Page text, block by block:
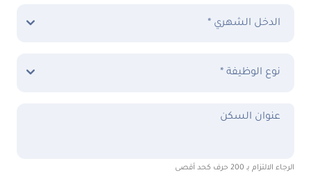
الدخل الشهري *
نوع الوظيفة *
عنوان السكن
الرجاء الالتزام بـ 200 حرف كحد أقصى